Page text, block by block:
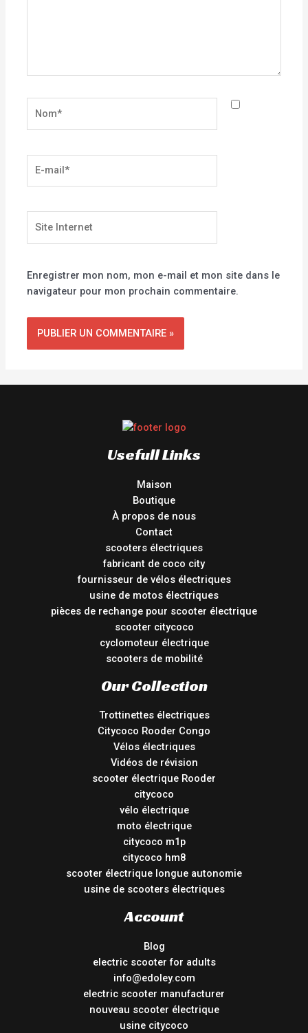
mail*
Internet
Enregistrer mon nom, mon e-mail et mon site dans le
navigateur pour mon prochain commentaire.
Usefull Links
Maison
Boutique
À propos de nous
Contact
scooters électriques
fabricant de coco city
fournisseur de vélos électriques
usine de motos électriques
pièces de rechange pour scooter électrique
scooter citycoco
cyclomoteur électrique
scooters de mobilité
Our Collection
Trottinettes électriques
Citycoco Rooder Congo
Vélos électriques
Vidéos de révision
scooter électrique Rooder
citycoco
vélo électrique
moto électrique
citycoco m1p
citycoco hm8
scooter électrique longue autonomie
usine de scooters électriques
Account
Blog
electric scooter for adults
info@edoley.com
electric scooter manufacturer
nouveau scooter électrique
usine citycoco